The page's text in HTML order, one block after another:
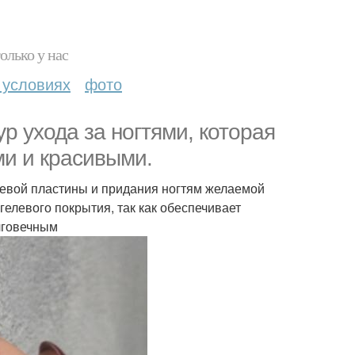
у нас
фото
ухода за ногтями, которая
и красивыми.
пластины и придания ногтям желаемой
покрытия, так как обеспечивает